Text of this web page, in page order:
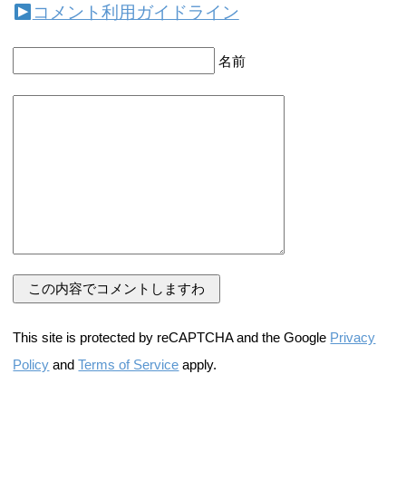
コメント利用ガイドライン
名前
This site is protected by reCAPTCHA and the Google Privacy
Policy andTerms of Service apply.